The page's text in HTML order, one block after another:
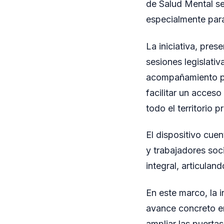
de Salud Mental
especialmente
La iniciativa,
sesiones
acompañamiento
facilitar un
todo el territorio
El dispositivo
y trabajadores
integral,
En este marco, la
avance concreto